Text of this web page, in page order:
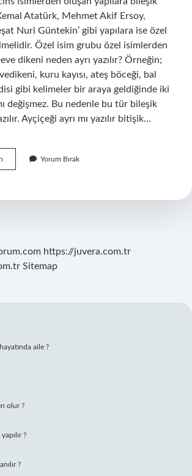
Atatürk, Mehmet Akif Ersoy,
Nuri Güntekin’ gibi yapılara ise özel
Özel isim grubu özel isimlerden
dikeni neden ayrı yazılır? Örneğin;
kuru kayısı, ateş böceği, bal
gibi kelimeler bir araya geldiğinde iki
değişmez. Bu nedenle bu tür bileşik
Ayçiçeği ayrı mı yazılır bitişik…
Aslanağzı
Bitişik
Ayrı
Yorum Bırak
https://juvera.com.tr
Sitemap
aile ?
olur ?
?
?